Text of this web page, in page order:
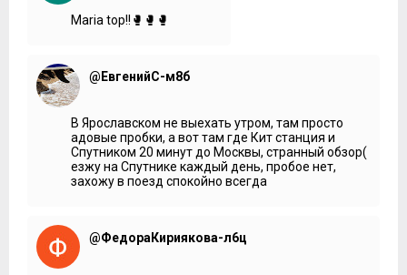
Maria top!!🥊🥊🥊
@ЕвгенийС-м8б
В Ярославском не выехать утром, там просто
адовые пробки, а вот там где Кит станция и
Спутником 20 минут до Москвы, странный обзор(
езжу на Спутнике каждый день, пробое нет,
захожу в поезд спокойно всегда
@ФедораКириякова-л6ц